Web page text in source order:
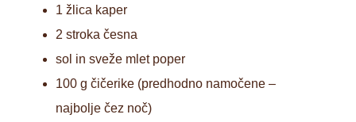
1 žlica kaper
2 stroka česna
sol in sveže mlet poper
100 g čičerike (predhodno namočene –
najbolje čez noč)